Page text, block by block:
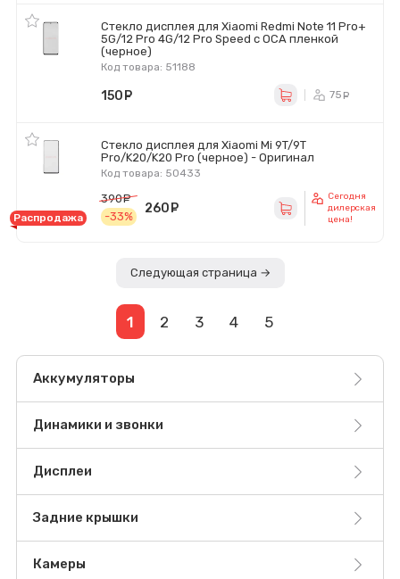
Стекло дисплея для Xiaomi Redmi Note 11 Pro+
5G/12 Pro 4G/12 Pro Speed с OCA пленкой
(черное)
Код товара: 51188
150 75
Стекло дисплея для Xiaomi Mi 9T/9T
Pro/K20/K20 Pro (черное) - Оригинал
Код товара: 50433
Распродажа
390
-33%
260
Сегодня
дилерская
цена!
Следующая страница →
1 2 3 4 5
Аккумуляторы
Динамики и звонки
Дисплеи
Задние крышки
Камеры